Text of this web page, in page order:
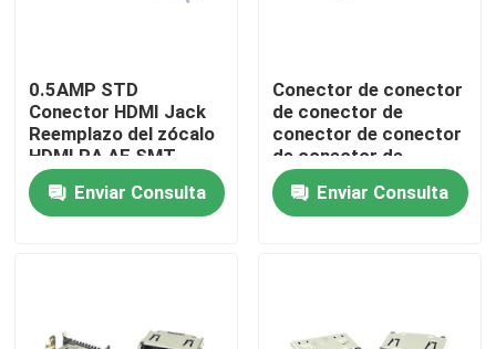
Inicio
0.5AMP STD
Conector HDMI Jack
Reemplazo del zócalo
HDMI RA AF SMT
Enviar Consulta
Conector de conector
de conector de
conector de conector
de conector de
conector de conector
de conector de
conector compatible
Enviar Consulta